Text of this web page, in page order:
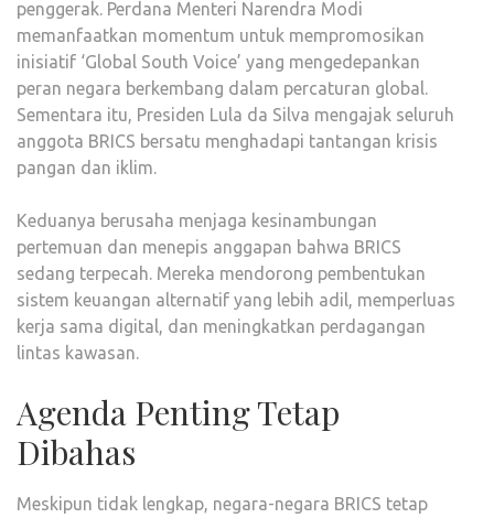
penggerak. Perdana Menteri Narendra Modi
memanfaatkan momentum untuk mempromosikan
inisiatif ‘Global South Voice’ yang mengedepankan
peran negara berkembang dalam percaturan global.
Sementara itu, Presiden Lula da Silva mengajak seluruh
anggota BRICS bersatu menghadapi tantangan krisis
pangan dan iklim.
Keduanya berusaha menjaga kesinambungan
pertemuan dan menepis anggapan bahwa BRICS
sedang terpecah. Mereka mendorong pembentukan
sistem keuangan alternatif yang lebih adil, memperluas
kerja sama digital, dan meningkatkan perdagangan
lintas kawasan.
Agenda Penting Tetap
Dibahas
Meskipun tidak lengkap, negara-negara BRICS tetap